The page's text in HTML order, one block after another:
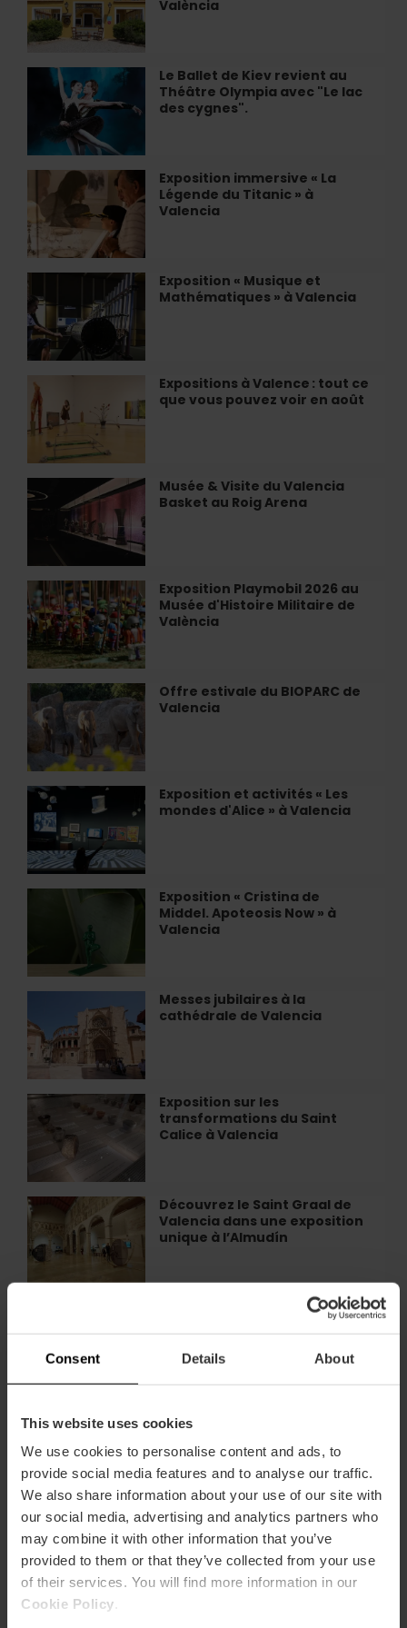
Consent Details About
This website uses cookies
We use cookies to personalise content and ads, to
provide social media features and to analyse our traffic.
We also share information about your use of our site with
our social media, advertising and analytics partners who
may combine it with other information that you’ve
provided to them or that they’ve collected from your use
of their services. You will find more information in our
Cookie Policy
València
Entreviñas
»
:
escapade
œnotouristique
València
Le Ballet de Kiev revient au
Théâtre Olympia avec "Le lac
des cygnes".
Ballet
revient
au
Théâtre
avec
"Le
des
cygnes".
Exposition immersive « La
Légende du Titanic » à
Valencia
Exposition
immersive
«
La
Légende
du
Titanic
»
à
Valencia
Exposition « Musique et
Mathématiques » à Valencia
Exposition
«
Musique
et
Mathématiques
à
Valencia
Expositions à Valence : tout ce
que vous pouvez voir en août
Expositions
à
Valence :
tout
ce
que
vous
pouvez
Musée & Visite du Valencia
Basket au Roig Arena
Musée
&
Valencia
Basket
au
Roig
Arena
Exposition Playmobil 2026 au
Musée d'Histoire Militaire de
València
Exposition
Playmobil
2026
au
Musée
d'Histoire
Militaire
de
València
Offre estivale du BIOPARC de
Valencia
Offre
estivale
du
BIOPARC
de
Valencia
Exposition et activités « Les
mondes d'Alice » à Valencia
Exposition
et
activités
«
Les
mondes
Valencia
Exposition « Cristina de
Middel. Apoteosis Now » à
Valencia
Middel.
Apoteosis
»
à
Valencia
Messes jubilaires à la
cathédrale de Valencia
jubilaires
à
la
cathédrale
de
Valencia
Exposition sur les
transformations du Saint
Calice à Valencia
Exposition
sur
transformations
du
Saint
Calice
Valencia
Découvrez le Saint Graal de
Valencia dans une exposition
unique à l’Almudín
Découvrez
Saint
Graal
de
une
exposition
l’Almudín
L'exposition d'Anselm Kiefer
débarque
à
miniature » à Valencia
«
Rome
en
miniature
à
Valencia
Visite guidée du stade Ciutat
de València
Visite
guidée
du
stade
Ciutat
de